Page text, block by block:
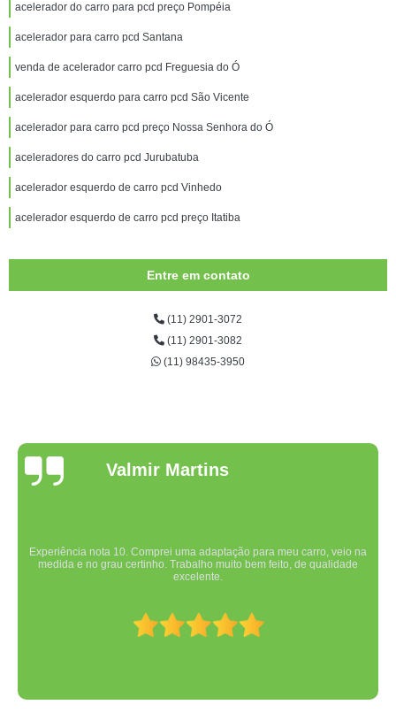
acelerador do carro para pcd preço Pompéia
acelerador para carro pcd Santana
venda de acelerador carro pcd Freguesia do Ó
acelerador esquerdo para carro pcd São Vicente
acelerador para carro pcd preço Nossa Senhora do Ó
aceleradores do carro pcd Jurubatuba
acelerador esquerdo de carro pcd Vinhedo
acelerador esquerdo de carro pcd preço Itatiba
Entre em contato
(11) 2901-3072
(11) 2901-3082
(11) 98435-3950
Valmir Martins
Experiência nota 10. Comprei uma adaptação para meu carro, veio na
medida e no grau certinho. Trabalho muito bem feito, de qualidade
excelente.